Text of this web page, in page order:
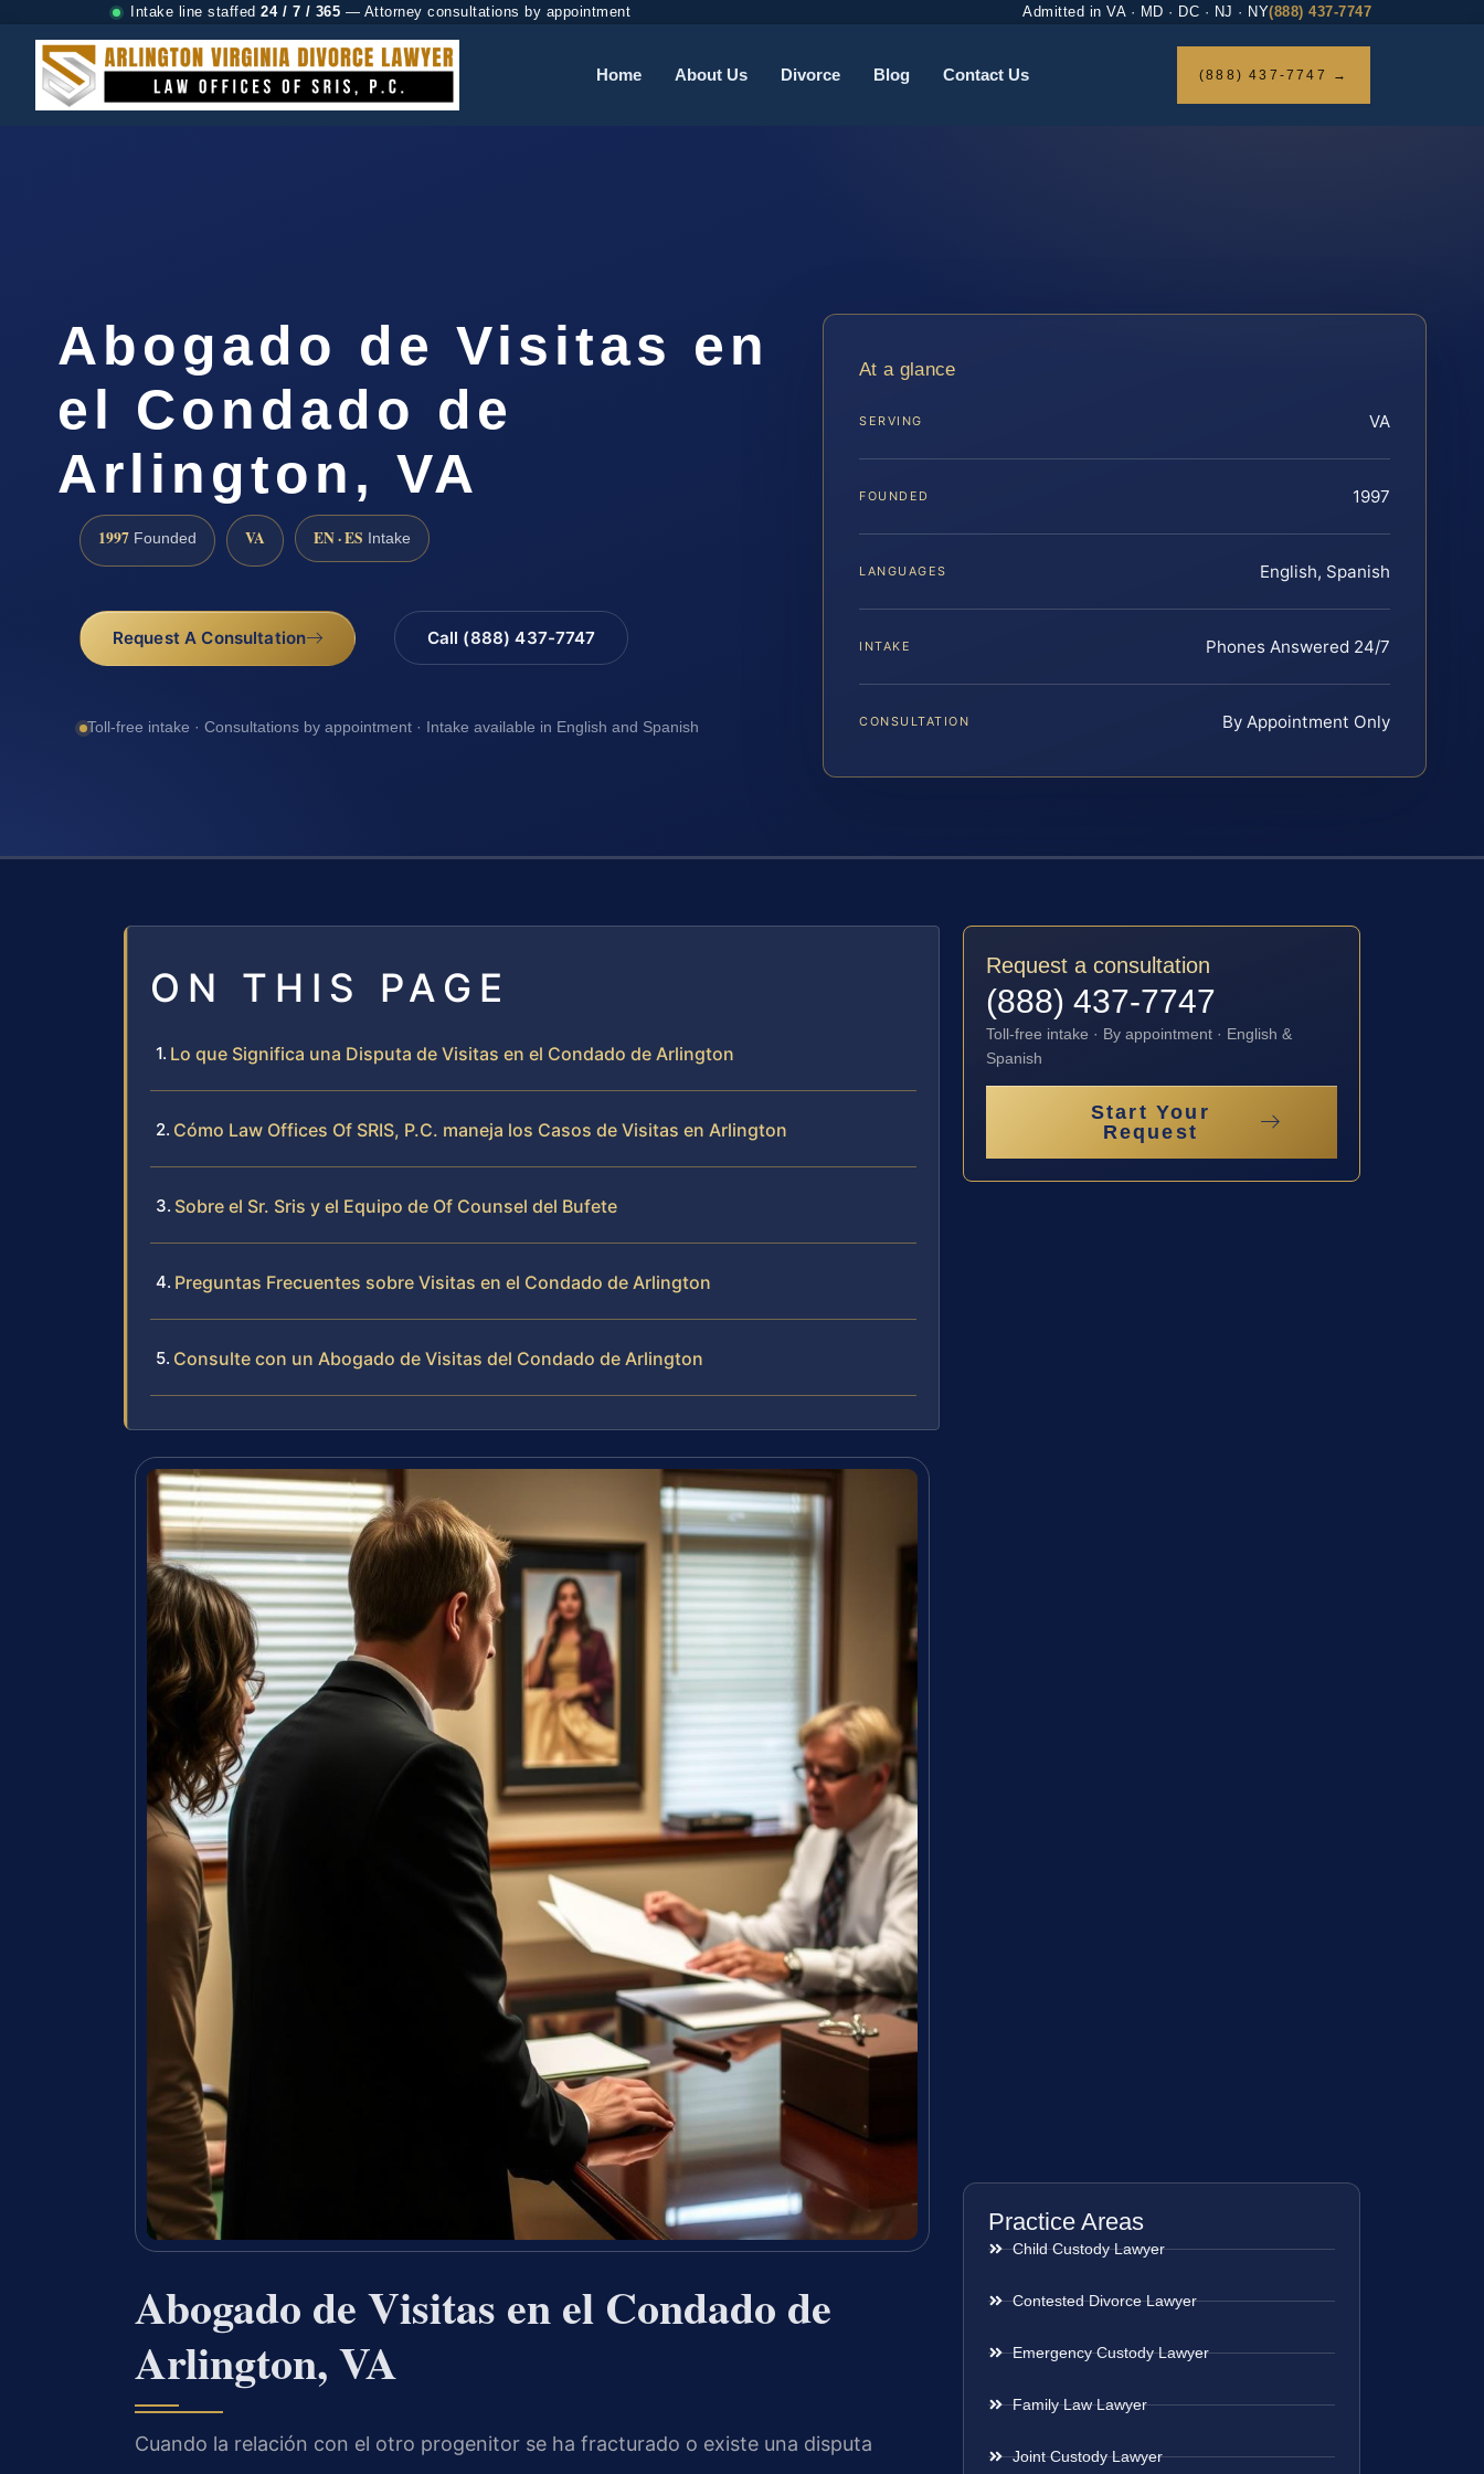
Intake line staffed 24 / 7 / 365 — Attorney consultations by appointment Admitted in VA · MD · DC · NJ · NY(888) 437-7747
Home About Us Divorce Blog Contact Us (888) 437-7747 →
Abogado de Visitas en
el Condado de
Arlington, VA
1997 Founded VA EN · ES Intake
Request A Consultation Call (888) 437-7747
Toll-free intake · Consultations by appointment · Intake available in English and Spanish
At a glance
SERVING VA
FOUNDED 1997
LANGUAGES English, Spanish
INTAKE Phones Answered 24/7
CONSULTATION By Appointment Only
ON THIS PAGE
Lo que Significa una Disputa de Visitas en el Condado de Arlington
Cómo Law Offices Of SRIS, P.C. maneja los Casos de Visitas en Arlington
Sobre el Sr. Sris y el Equipo de Of Counsel del Bufete
Preguntas Frecuentes sobre Visitas en el Condado de Arlington
Consulte con un Abogado de Visitas del Condado de Arlington
Abogado de Visitas en el Condado de
Arlington, VA
Cuando la relación con el otro progenitor se ha fracturado o existe una disputa
Request a consultation
(888) 437-7747
Toll-free intake · By appointment · English &
Spanish
Start Your
Request
Practice Areas
Child Custody Lawyer
Contested Divorce Lawyer
Emergency Custody Lawyer
Family Law Lawyer
Joint Custody Lawyer